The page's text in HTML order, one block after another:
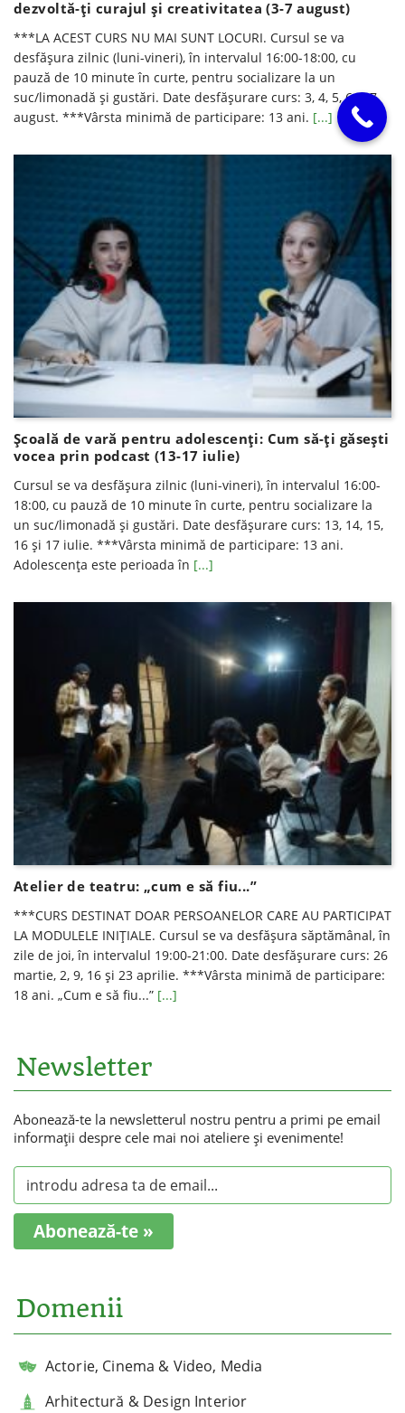
dezvoltă-ți curajul și creativitatea (3-7 august)
***LA ACEST CURS NU MAI SUNT LOCURI. Cursul se va
desfăşura zilnic (luni-vineri), în intervalul 16:00-18:00, cu
pauză de 10 minute în curte, pentru socializare la un
suc/limonadă şi gustări. Date desfăşurare curs: 3, 4, 5, 6 și 7
august. ***Vârsta minimă de participare: 13 ani. [...]
Școală de vară pentru adolescenți: Cum să-ți găsești
vocea prin podcast (13-17 iulie)
Cursul se va desfăşura zilnic (luni-vineri), în intervalul 16:00-
18:00, cu pauză de 10 minute în curte, pentru socializare la
un suc/limonadă şi gustări. Date desfăşurare curs: 13, 14, 15,
16 şi 17 iulie. ***Vârsta minimă de participare: 13 ani.
Adolescența este perioada în [...]
Atelier de teatru: „cum e să fiu...”
***CURS DESTINAT DOAR PERSOANELOR CARE AU PARTICIPAT
LA MODULELE INIȚIALE. Cursul se va desfăşura săptămânal, în
zile de joi, în intervalul 19:00-21:00. Date desfăşurare curs: 26
martie, 2, 9, 16 şi 23 aprilie. ***Vârsta minimă de participare:
18 ani. „Cum e să fiu...” [...]
Newsletter
Abonează-te la newsletterul nostru pentru a primi pe email
informaţii despre cele mai noi ateliere şi evenimente!
Abonează-te »
Domenii
Actorie, Cinema & Video, Media
Arhitectură & Design Interior